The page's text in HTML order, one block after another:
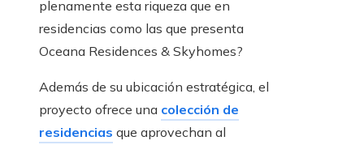
plenamente esta riqueza que en
residencias como las que presenta
Oceana Residences & Skyhomes?
Además de su ubicación estratégica, el
proyecto ofrece una colección de
residencias que aprovechan al